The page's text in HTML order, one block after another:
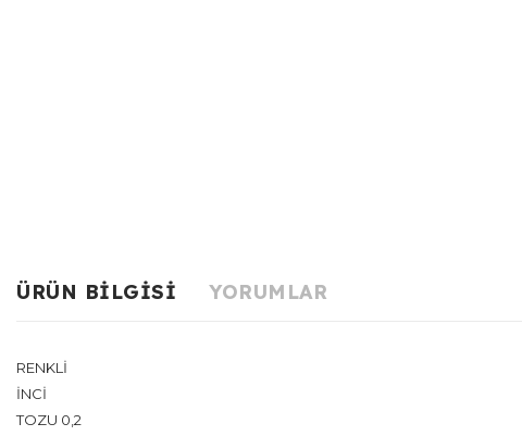
ÜRÜN BILGISI YORUMLAR
RENKLİ
İNCİ
TOZU 0,2